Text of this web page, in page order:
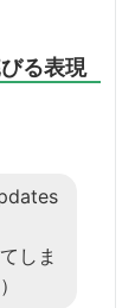
る表現
しま